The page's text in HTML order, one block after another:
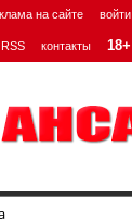
на сайте войти
RSS контакты 18+